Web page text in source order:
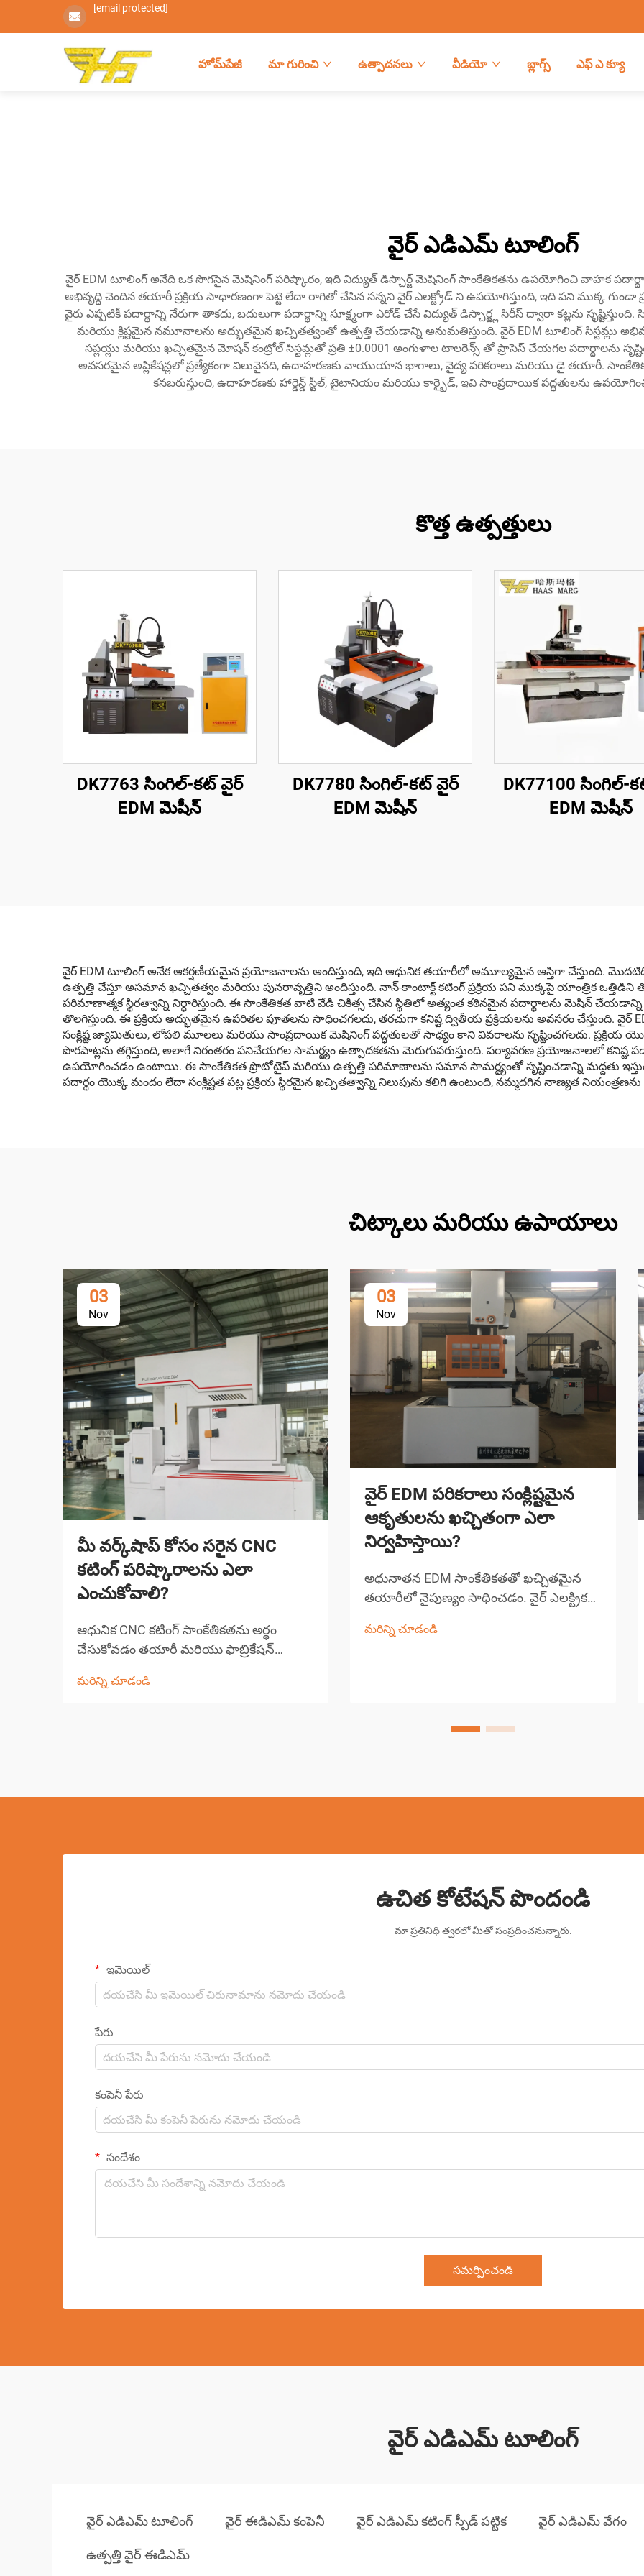
[email protected]
హోమ్‌పేజీ మా గురించి ఉత్పాదనలు వీడియో బ్లాగ్స్ ఎఫ్ ఎ క్యూ
వైర్ ఎడిఎమ్ టూలింగ్
వైర్ EDM టూలింగ్ అనేది ఒక సొగసైన మెషినింగ్ పరిష్కారం, ఇది విద్యుత్ డిస్చార్జ్ మెషినింగ్ సాంకేతికతను ఉపయోగించి వాహక
అభివృద్ధి చెందిన తయారీ ప్రక్రియ సాధారణంగా పెట్టె లేదా రాగితో చేసిన సన్నని వైర్ ఎలక్ట్రోడ్ ని ఉపయోగిస్తుంది, ఇది పని ముక్క గుండా
వైరు ఎప్పటికీ పదార్థాన్ని నేరుగా తాకదు, బదులుగా పదార్థాన్ని సూక్ష్మంగా ఎరోడ్ చేసే విద్యుత్ డిస్చార్జ్ల సిరీస్ ద్వారా కట్లను
మరియు క్లిష్టమైన నమూనాలను అద్భుతమైన ఖచ్చితత్వంతో ఉత్పత్తి చేయడాన్ని అనుమతిస్తుంది. వైర్ EDM టూలింగ్ సిస్టమ్లు
సప్లయ్లు మరియు ఖచ్చితమైన మోషన్ కంట్రోల్ సిస్టమ్లతో ప్రతి ±0.0001 అంగుళాల టాలరెన్స్ తో ప్రాసెస్ చేయగల పదార్థాలను
అవసరమైన అప్లికేషన్లలో ప్రత్యేకంగా విలువైనది, ఉదాహరణకు వాయుయాన భాగాలు, వైద్య పరికరాలు మరియు డై తయారీ.
కనబరుస్తుంది, ఉదాహరణకు హార్డెన్డ్ స్టీల్, టైటానియం మరియు కార్బైడ్, ఇవి సాంప్రదాయిక పద్ధతులను
కొత్త ఉత్పత్తులు
DK7763 సింగిల్-కట్ వైర్
EDM మెషీన్
DK7780 సింగిల్-కట్ వైర్
EDM మెషీన్
DK77100 సింగిల్-
EDM మెషీన్
వైర్ EDM టూలింగ్ అనేక ఆకర్షణీయమైన ప్రయోజనాలను అందిస్తుంది, ఇది ఆధునిక తయారీలో అమూల్యమైన ఆస్తిగా చేస్తుంది.
ఉత్పత్తి చేస్తూ అసమాన ఖచ్చితత్వం మరియు పునరావృత్తిని అందిస్తుంది. నాన్-కాంటాక్ట్ కటింగ్ ప్రక్రియ పని ముక్కపై యాంత్రిక ఒత్తిడిని
పరిమాణాత్మక స్థిరత్వాన్ని నిర్ధారిస్తుంది. ఈ సాంకేతికత వాటి వేడి చికిత్స చేసిన స్థితిలో అత్యంత కఠినమైన పదార్థాలను మెషిన్ చేయడాన్ని
తొలగిస్తుంది. ఈ ప్రక్రియ అద్భుతమైన ఉపరితల పూతలను సాధించగలదు, తరచుగా కనిష్ట ద్వితీయ ప్రక్రియలను అవసరం చేస్తుంది. వైర్
సంక్లిష్ట జ్యామితులు, లోపలి మూలలు మరియు సాంప్రదాయిక మెషినింగ్ పద్ధతులతో సాధ్యం కాని వివరాలను సృష్టించగలదు.
పొరపాట్లను తగ్గిస్తుంది, అలాగే నిరంతరం పనిచేయగల సామర్థ్యం ఉత్పాదకతను మెరుగుపరుస్తుంది. పర్యావరణ ప్రయోజనాలలో కనిష్ట
ఉపయోగించడం ఉంటాయి. ఈ సాంకేతికత ప్రొటోటైప్ మరియు ఉత్పత్తి పరిమాణాలను సమాన సామర్థ్యంతో సృష్టించడాన్ని మద్దతు
పదార్థం యొక్క మందం లేదా సంక్లిష్టత పట్ల ప్రక్రియ స్థిరమైన ఖచ్చితత్వాన్ని నిలుపును కలిగి ఉంటుంది, నమ్మదగిన నాణ్యత నియంత్రణను
చిట్కాలు మరియు ఉపాయాలు
03
Nov
మీ వర్క్‌షాప్ కోసం సరైన CNC
కటింగ్ పరిష్కారాలను ఎలా
ఎంచుకోవాలి?
ఆధునిక CNC కటింగ్ సాంకేతికతను అర్థం
చేసుకోవడం తయారీ మరియు ఫాబ్రికేషన్
విప్లవాత్మక మార్పు వచ్చింది, ఖచ్చితమైన కటింగ్
మరిన్ని చూడండి
03
Nov
వైర్ EDM పరికరాలు సంక్లిష్టమైన
ఆకృతులను ఖచ్చితంగా ఎలా
నిర్వహిస్తాయి?
అధునాతన EDM సాంకేతికతతో ఖచ్చితమైన
తయారీలో నైపుణ్యం సాధించడం. వైర్ ఎలక్ట్రికల్
తయారీలో ఒక ముఖ్యమైన భాగంగా ఉంది,
మరిన్ని చూడండి
ఉచిత కోటేషన్ పొందండి
మా ప్రతినిధి త్వరలో మీతో సంప్రదించనున్నారు.
ఇమెయిల్
పేరు
కంపెనీ పేరు
సందేశం
సమర్పించండి
వైర్ ఎడిఎమ్ టూలింగ్
వైర్ ఎడిఎమ్ టూలింగ్ వైర్ ఈడిఎమ్ కంపెనీ వైర్ ఎడిఎమ్ కటింగ్ స్పీడ్ పట్టిక వైర్ ఎడిఎమ్ వేగం
ఉత్పత్తి వైర్ ఈడిఎమ్